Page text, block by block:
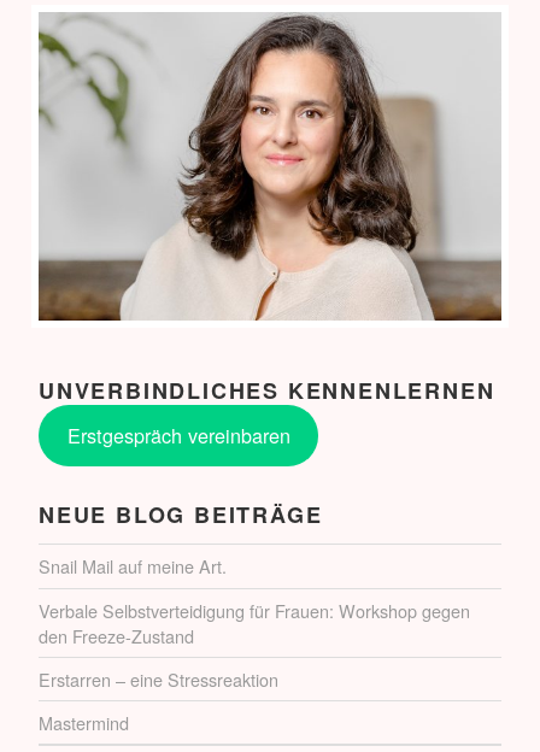
UNVERBINDLICHES KENNENLERNEN
Erstgespräch vereinbaren
NEUE BLOG BEITRÄGE
Snail Mail auf meine Art.
Verbale Selbstverteidigung für Frauen: Workshop gegen
den Freeze-Zustand
Erstarren – eine Stressreaktion
Mastermind